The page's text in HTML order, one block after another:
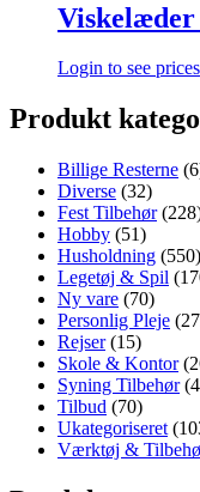
Login to see prices
Produkt
Billige Resterne
Diverse (32)
Fest Tilbehør
Hobby (51)
Husholdning (550)
Legetøj & Spil
Ny vare (70)
Personlig Pleje
Rejser (15)
Skole & Kontor
Syning Tilbehør
Tilbud (70)
Ukategoriseret
Værktøj &